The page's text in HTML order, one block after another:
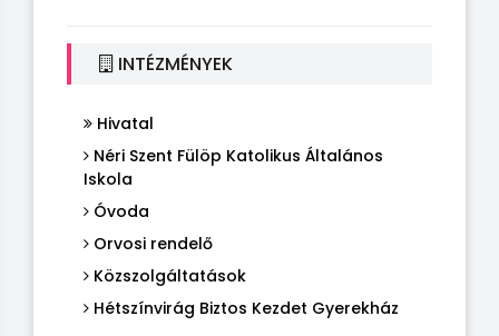
INTÉZMÉNYEK
Hivatal
Néri Szent Fülöp Katolikus Általános
Iskola
Óvoda
Orvosi rendelő
Közszolgáltatások
Hétszínvirág Biztos Kezdet Gyerekház